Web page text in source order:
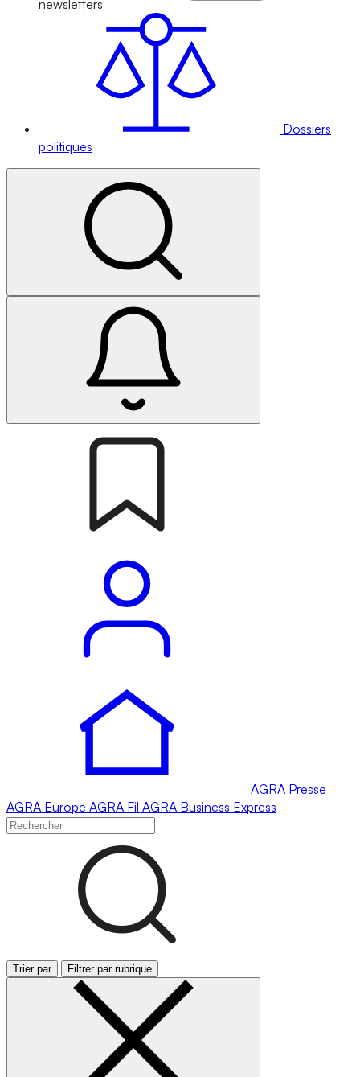
newsletters
Dossiers
politiques
AGRA Presse
AGRA Europe AGRA Fil AGRA Business Express
Trier par Filtrer par rubrique